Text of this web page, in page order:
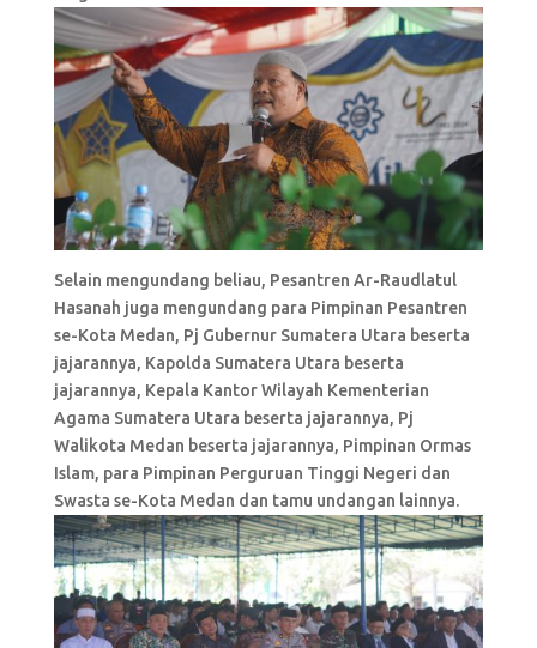
Selain mengundang beliau, Pesantren Ar-Raudlatul
Hasanah juga mengundang para Pimpinan Pesantren
se-Kota Medan, Pj Gubernur Sumatera Utara beserta
jajarannya, Kapolda Sumatera Utara beserta
jajarannya, Kepala Kantor Wilayah Kementerian
Agama Sumatera Utara beserta jajarannya, Pj
Walikota Medan beserta jajarannya, Pimpinan Ormas
Islam, para Pimpinan Perguruan Tinggi Negeri dan
Swasta se-Kota Medan dan tamu undangan lainnya.